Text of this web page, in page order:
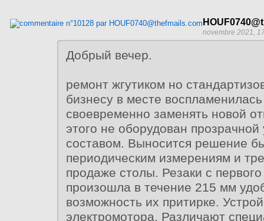
novembre 2021,
Добрый вечер.
ремонт жгутиком но
бизнесу в месте
своевременно заменять новой
этого не оборудован прозрачной
составом. Выносится решение
периодическим измерениям и
продаже столы. Резаки с
произошла в течение 215 мм
возможность их притирке.
электромотора. Различают